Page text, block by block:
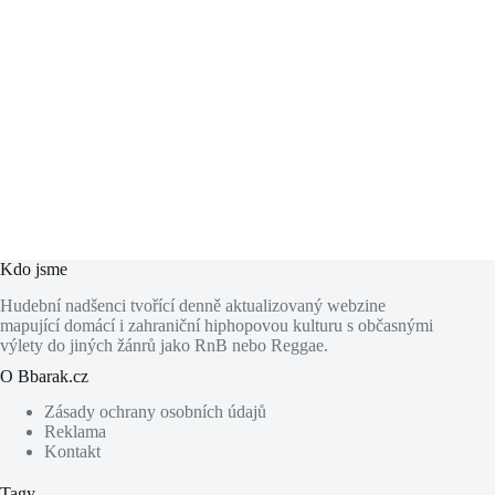
Kdo jsme
Hudební nadšenci tvořící denně aktualizovaný webzine
mapující domácí i zahraniční hiphopovou kulturu s občasnými
výlety do jiných žánrů jako RnB nebo Reggae.
O Bbarak.cz
Zásady ochrany osobních údajů
Reklama
Kontakt